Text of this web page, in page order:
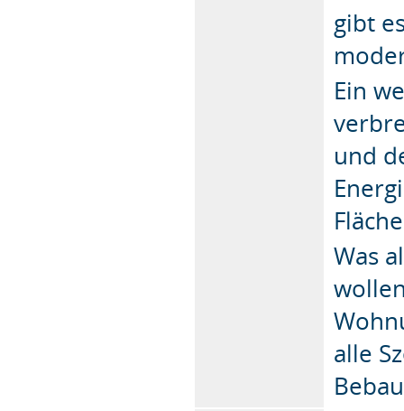
gibt
Ein
und
Was
alle